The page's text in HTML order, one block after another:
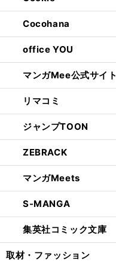
Cocohana
office YOU
マンガMee公式サイト
リマコミ
ジャンプTOON
ZEBRACK
マンガMeets
S-MANGA
集英社コミック文庫
取材・ファッション